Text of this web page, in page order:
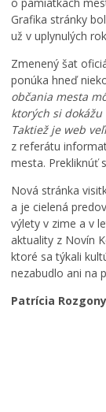
Grafika stránky
už v uplynulých
Zmenený šat
ponúka hneď
občania mesta
ktorých si
Taktiež je web
z referátu
mesta. Prekliknúť
Nová stránka
a je cielená
výlety v zime a v
aktuality z Novín
ktoré sa týkali
nezabudlo ani na
Patrícia
r
k
u
m
e
n
í
p
r
e
v
á
d
z
k
o
v
ý
p
o
k
u
k
a
t
a
s
t
e
r
p
r
e
p
í
s
a
l
h
j
s
v
ä
t
e
j
š
e
j
T
r
o
j
i
c
e
v
K
e